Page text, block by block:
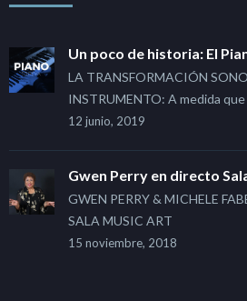
Un poco de historia: El
LA TRANSFORMACIÓN
INSTRUMENTO: A medida
12 junio, 2019
Gwen Perry en directo
GWEN PERRY & MICHELE
SALA MUSIC ART
15 noviembre, 2018